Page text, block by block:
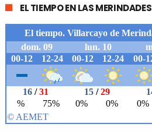
EL TIEMPO EN LAS MERINDADES